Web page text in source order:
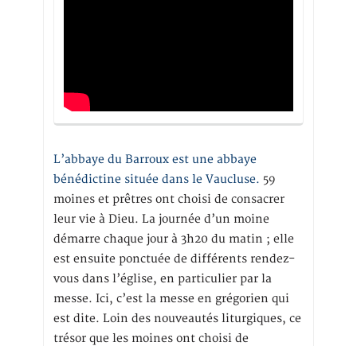
L’abbaye du Barroux est une abbaye
bénédictine située dans le Vaucluse. 59
moines et prêtres ont choisi de consacrer
leur vie à Dieu. La journée d’un moine
démarre chaque jour à 3h20 du matin ; elle
est ensuite ponctuée de différents rendez-
vous dans l’église, en particulier par la
messe. Ici, c’est la messe en grégorien qui
est dite. Loin des nouveautés liturgiques, ce
trésor que les moines ont choisi de